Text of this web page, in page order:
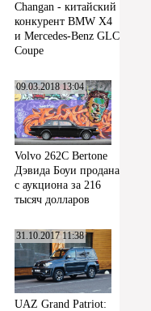
Changan - китайский
конкурент BMW X4
и Mercedes-Benz GLC
Coupe
09.03.2018 13:04
Volvo 262C Bertone
Дэвида Боуи продана
с аукциона за 216
тысяч долларов
31.10.2017 11:38
UAZ Grand Patriot: